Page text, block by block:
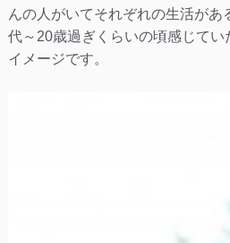
んの人がいてそれぞれの生活があ
代～20歳過ぎくらいの頃感じて
イメージです。